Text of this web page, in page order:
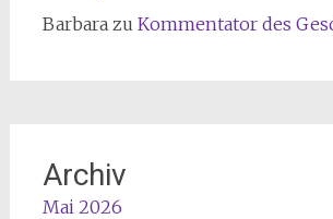
Barbarazu Kommentator des
Archiv
Mai 2026